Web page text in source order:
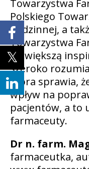
Towarzystwa
Polskiego
Rodzinnej, a
Towarzystwa
największą
szeroko
która sprawia,
wpływ na
pacjentów, a to
farmaceuty.
Dr n. farm.
farmaceutka,